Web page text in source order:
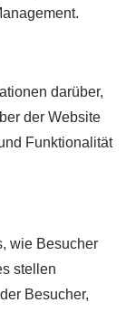
darüber,
der Website
Funktionalität
wie Besucher
stellen
Besucher,